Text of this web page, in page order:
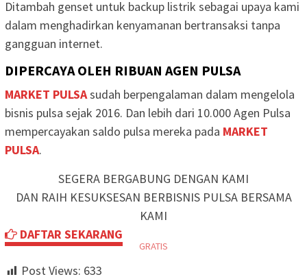
Ditambah genset untuk backup listrik sebagai upaya kami
dalam menghadirkan kenyamanan bertransaksi tanpa
gangguan internet.
DIPERCAYA OLEH RIBUAN AGEN PULSA
MARKET PULSAsudah berpengalaman dalam mengelola
bisnis pulsa sejak 2016. Dan lebih dari 10.000 Agen Pulsa
mempercayakan saldo pulsa mereka pada MARKET
PULSA.
SEGERA BERGABUNG DENGAN KAMI
DAN RAIH KESUKSESAN BERBISNIS PULSA BERSAMA
KAMI
DAFTAR SEKARANG
GRATIS
Post Views: 633